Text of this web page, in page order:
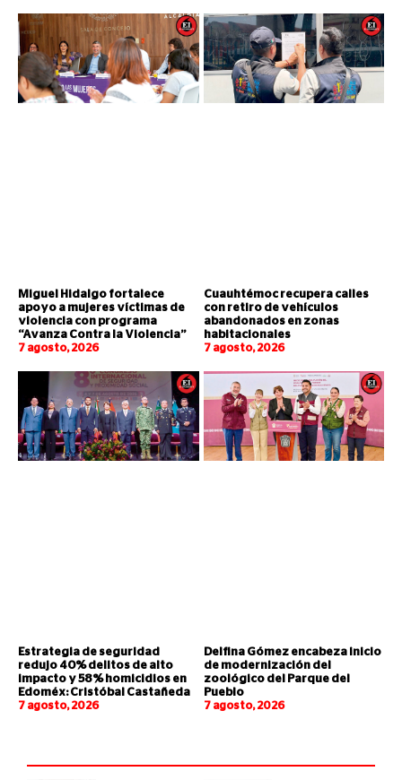
Miguel Hidalgo fortalece
apoyo a mujeres víctimas de
violencia con programa
“Avanza Contra la Violencia”
7 agosto, 2026
Cuauhtémoc recupera calles
con retiro de vehículos
abandonados en zonas
habitacionales
7 agosto, 2026
Estrategia de seguridad
redujo 40% delitos de alto
impacto y 58% homicidios en
Edoméx: Cristóbal Castañeda
7 agosto, 2026
Delfina Gómez encabeza inicio
de modernización del
zoológico del Parque del
Pueblo
7 agosto, 2026